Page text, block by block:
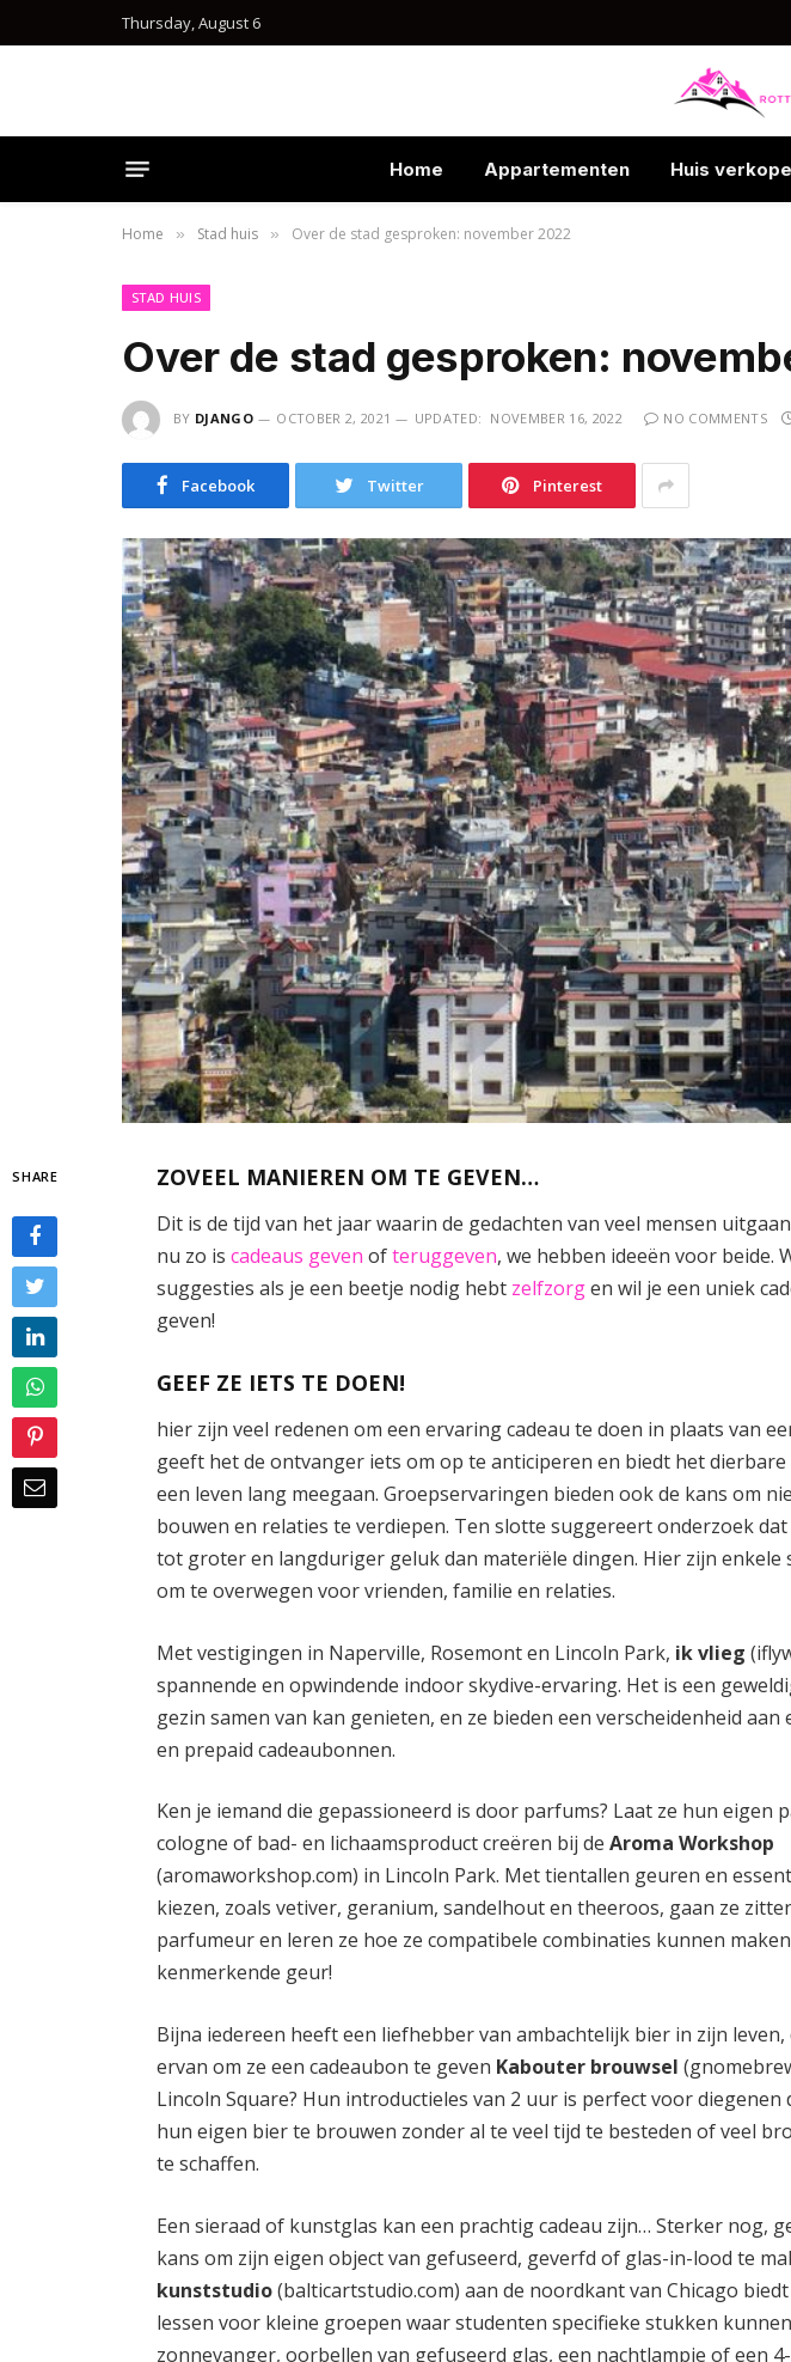
Thursday, August 6
Home Appartementen Huis
Home » Stad huis » Over de stad gesproken: november 2022
STAD HUIS
Over de stad gesproken:
BY DJANGO OCTOBER 2, 2021 UPDATED: NOVEMBER 16, 2022 NO COMMENTS
Facebook Twitter Pinterest
SHARE ZOVEEL MANIEREN OM TE GEVEN…
Dit is de tijd van het jaar waarin de gedachten van veel mensen
nu zo iscadeaus geven ofteruggeven, we hebben ideeën voor beide.
suggesties als je een beetje nodig hebt zelfzorgen wil je een uniek
geven!
GEEF ZE IETS TE DOEN!
hier zijn veel redenen om een ​​ervaring cadeau te doen in plaats van
geeft het de ontvanger iets om op te anticiperen en biedt het
een leven lang meegaan. Groepservaringen bieden ook de kans om
bouwen en relaties te verdiepen. Ten slotte suggereert onderzoek
tot groter en langduriger geluk dan materiële dingen. Hier zijn enkele
om te overwegen voor vrienden, familie en relaties.
Met vestigingen in Naperville, Rosemont en Lincoln Park, ik vlieg
spannende en opwindende indoor skydive-ervaring. Het is een
gezin samen van kan genieten, en ze bieden een verscheidenheid
en prepaid cadeaubonnen.
Ken je iemand die gepassioneerd is door parfums? Laat ze hun eigen
cologne of bad- en lichaamsproduct creëren bij deAroma Workshop
(aromaworkshop.com) in Lincoln Park. Met tientallen geuren en
kiezen, zoals vetiver, geranium, sandelhout en theeroos, gaan ze
parfumeur en leren ze hoe ze compatibele combinaties kunnen
kenmerkende geur!
Bijna iedereen heeft een liefhebber van ambachtelijk bier in zijn leven,
ervan om ze een cadeaubon te geven Kabouter brouwsel
Lincoln Square? Hun introductieles van 2 uur is perfect voor
hun eigen bier te brouwen zonder al te veel tijd te besteden of veel
te schaffen.
Een sieraad of kunstglas kan een prachtig cadeau zijn… Sterker nog,
kans om zijn eigen object van gefuseerd, geverfd of glas-in-lood te
kunststudio(balticartstudio.com) aan de noordkant van Chicago
lessen voor kleine groepen waar studenten specifieke stukken
zonnevanger, oorbellen van gefuseerd glas, een nachtlampje of een